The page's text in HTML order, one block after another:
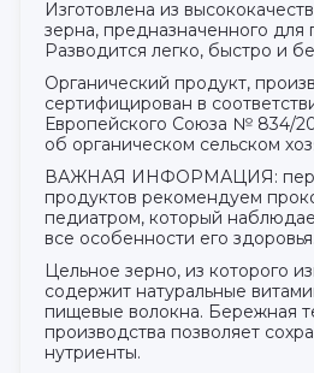
Изготовлена из
зерна, предназначенного для
Разводится легко, быстро и
Органический продукт,
сертифицирован в
Европейского Союза № 834/
об органическом сельском
ВАЖНАЯ ИНФОРМАЦИЯ:
продуктов рекомендуем
педиатром, который
все особенности его здоровья.
Цельное зерно, из которого
содержит натуральные
пищевые волокна. Бережная
производства позволяет
нутриенты.